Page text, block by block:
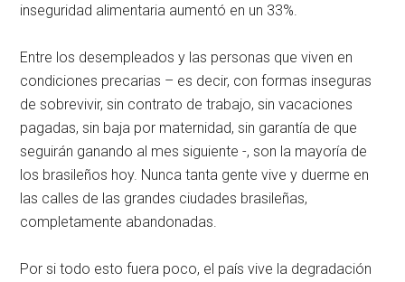
inseguridad alimentaria aumentó en un 33%.
Entre los desempleados y las personas que viven en
condiciones precarias – es decir, con formas inseguras
de sobrevivir, sin contrato de trabajo, sin vacaciones
pagadas, sin baja por maternidad, sin garantía de que
seguirán ganando al mes siguiente -, son la mayoría de
los brasileños hoy. Nunca tanta gente vive y duerme en
las calles de las grandes ciudades brasileñas,
completamente abandonadas.
Por si todo esto fuera poco, el país vive la degradación